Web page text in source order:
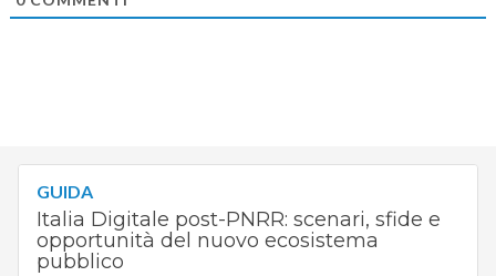
GUIDA
Italia Digitale post-PNRR: scenari, sfide e
opportunità del nuovo ecosistema
pubblico